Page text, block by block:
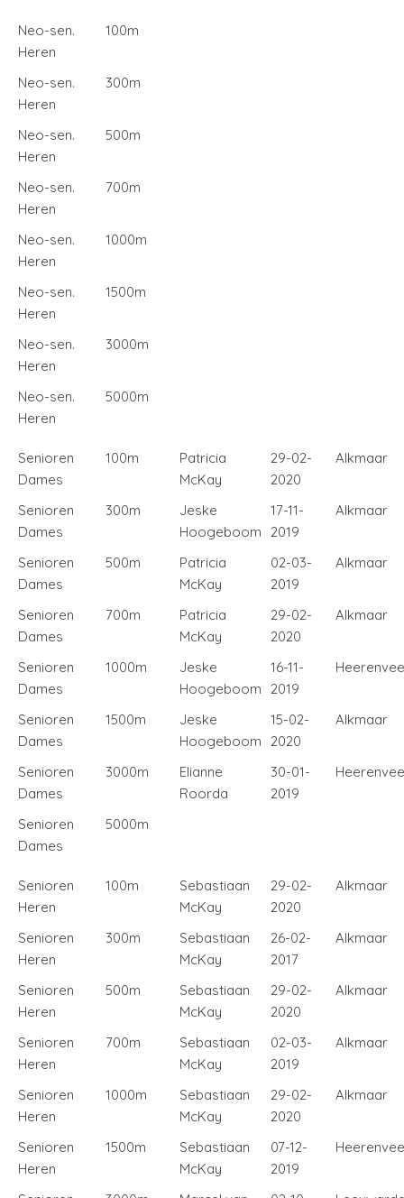
Neo-sen.
Heren
100m
Neo-sen.
Heren
300m
Neo-sen.
Heren
500m
Neo-sen.
Heren
700m
Neo-sen.
Heren
1000m
Neo-sen.
Heren
1500m
Neo-sen.
Heren
3000m
Neo-sen.
Heren
5000m
Senioren
Dames
100m
Patricia
McKay
29-02-
2020
Alkmaar
Senioren
Dames
300m
Jeske
Hoogeboom
17-11-
2019
Alkmaar
Senioren
Dames
500m
Patricia
McKay
02-03-
2019
Alkmaar
Senioren
Dames
700m
Patricia
McKay
29-02-
2020
Alkmaar
Senioren
Dames
1000m
Jeske
Hoogeboom
16-11-
2019
Senioren
Dames
1500m
Jeske
Hoogeboom
15-02-
2020
Alkmaar
Senioren
Dames
3000m
Elianne
Roorda
30-01-
2019
Senioren
Dames
5000m
Senioren
Heren
100m
Sebastiaan
McKay
29-02-
2020
Alkmaar
Senioren
Heren
300m
Sebastiaan
McKay
26-02-
2017
Alkmaar
Senioren
Heren
500m
Sebastiaan
McKay
29-02-
2020
Alkmaar
Senioren
Heren
700m
Sebastiaan
McKay
02-03-
2019
Alkmaar
Senioren
Heren
1000m
Sebastiaan
McKay
29-02-
2020
Alkmaar
Senioren
Heren
1500m
Sebastiaan
McKay
07-12-
2019